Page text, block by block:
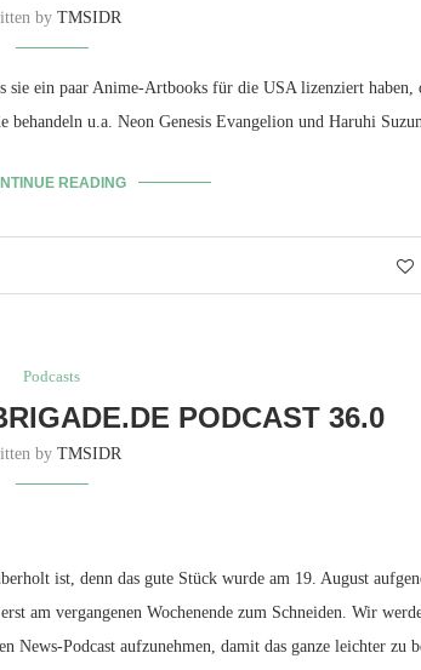
byTMSIDR
sie ein paar Anime-Artbooks für die USA lizenziert
behandeln u.a. Neon Genesis Evangelion und Haruhi
READING
Podcasts
PODCAST 36.0
byTMSIDR
ist, denn das gute Stück wurde am 19. August
am vergangenen Wochenende zum Schneiden. Wir
Podcast aufzunehmen, damit das ganze leichter zu